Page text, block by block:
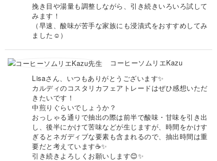
挽き目や湯量も調整しながら、引き続きいろいろ試して
みます！
（早速、酸味が苦手な家族にも浸漬式をおすすめしてみ
ました☺️）
コーヒーソムリエKazu
Lisaさん、いつもありがとうございます✨
カルディのコスタリカフェアトレードはぜひ感想いただ
きたいです！
中煎りぐらいでしょうか？
おっしゃる通りで抽出の際は前半で酸味・甘味を引き出
し、後半にかけて苦味などが生じますが、時間をかけす
ぎるとネガディブな要素も含まれるので、抽出時間は重
要だと考えています☕✨
引き続きよろしくお願いします😊✨